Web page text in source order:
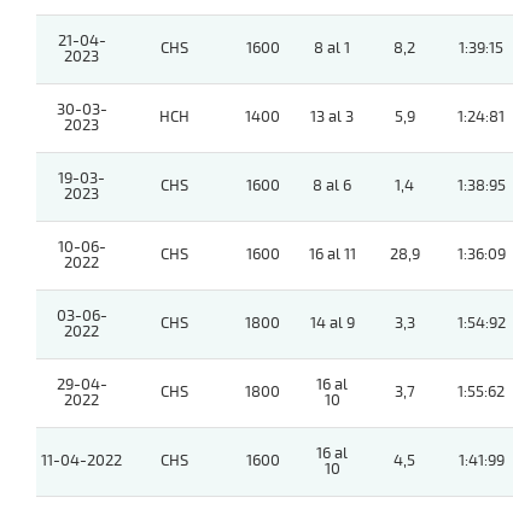
21-04-
2023
CHS 1600 8 al 1 8,2 1:39:15
30-03-
2023
HCH 1400 13 al 3 5,9 1:24:81
19-03-
2023
CHS 1600 8 al 6 1,4 1:38:95
10-06-
2022
CHS 1600 16 al 11 28,9 1:36:09
03-06-
2022
CHS 1800 14 al 9 3,3 1:54:92
29-04-
2022
CHS 1800
16 al
10
3,7 1:55:62
11-04-2022 CHS 1600
16 al
10
4,5 1:41:99